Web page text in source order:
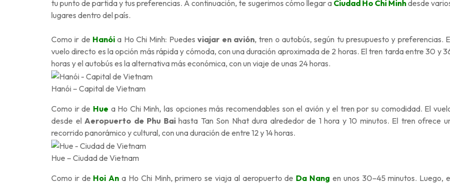
tu punto de partida y tus preferencias. A continuación, te sugerimos cómo llegar a Ciudad Ho Chi Minhdesde
lugares dentro del país.
Como ir de Hanói a Ho Chi Minh: Puedesviajar en avión, tren o autobús, según tu presupuesto y preferencias.
vuelo directo es la opción más rápida y cómoda, con una duración aproximada de 2 horas. El tren tarda entre 30 y
horas y el autobús es la alternativa más económica, con un viaje de unas 24 horas.
Hanói – Capital de Vietnam
Como ir de Hue a Ho Chi Minh, las opciones más recomendables son el avión y el tren por su comodidad. El
desde el Aeropuerto de Phu Baihasta Tan Son Nhat dura alrededor de 1 hora y 10 minutos. El tren ofrece
recorrido panorámico y cultural, con una duración de entre 12 y 14 horas.
Hue – Ciudad de Vietnam
Como ir de Hoi An a Ho Chi Minh, primero se viaja al aeropuerto de Da Nang en unos 30–45 minutos. Luego,